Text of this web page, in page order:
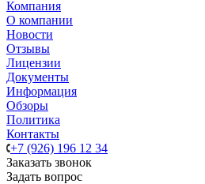
Компания
О компании
Новости
Отзывы
Лицензии
Документы
Информация
Обзоры
Политика
Контакты
+7 (926) 196 12 34
Заказать звонок
Задать вопрос